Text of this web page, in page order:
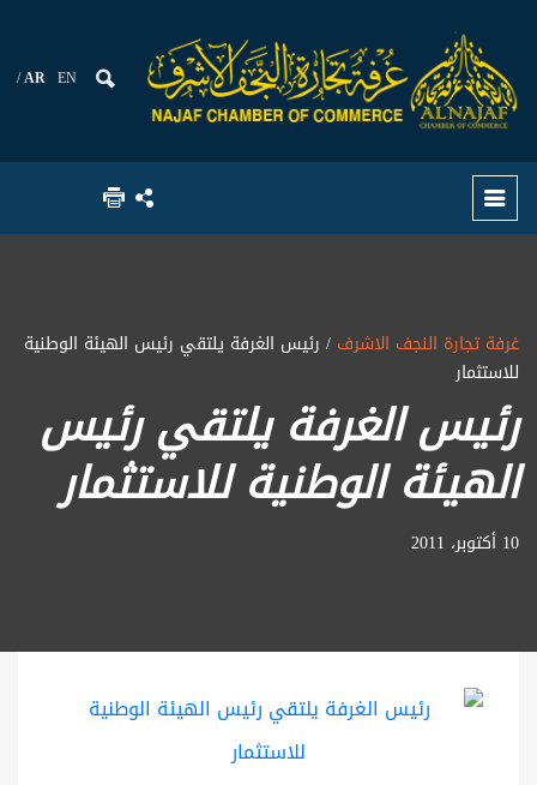
AR EN
غرفة تجارة النجف الاشرف / رئيس الغرفة يلتقي رئيس الهيئة الوطنية
للاستثمار
رئيس الغرفة يلتقي رئيس
الهيئة الوطنية للاستثمار
10 أكتوبر، 2011